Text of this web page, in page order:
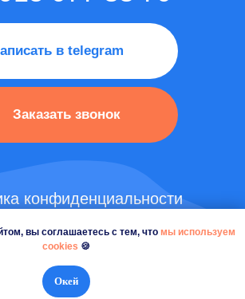
вы соглашаетесь с тем, что мы используем
cookies 🍪
Окей